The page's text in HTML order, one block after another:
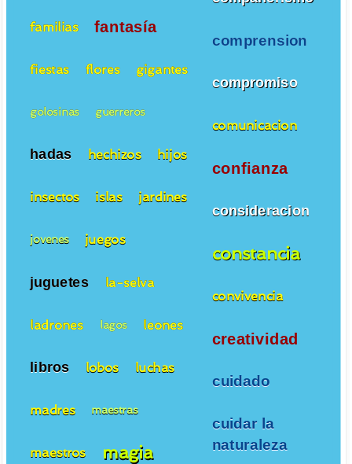
comprension
compromiso
comunicacion
confianza
consideracion
constancia
convivencia
creatividad
cuidado
cuidar la
naturaleza
familias fantasía
fiestas flores gigantes
golosinas guerreros
hadas hechizos hijos
insectos islas jardines
jovenes juegos
juguetes la-selva
ladrones lagos leones
libros lobos luchas
madres maestras
maestros magia